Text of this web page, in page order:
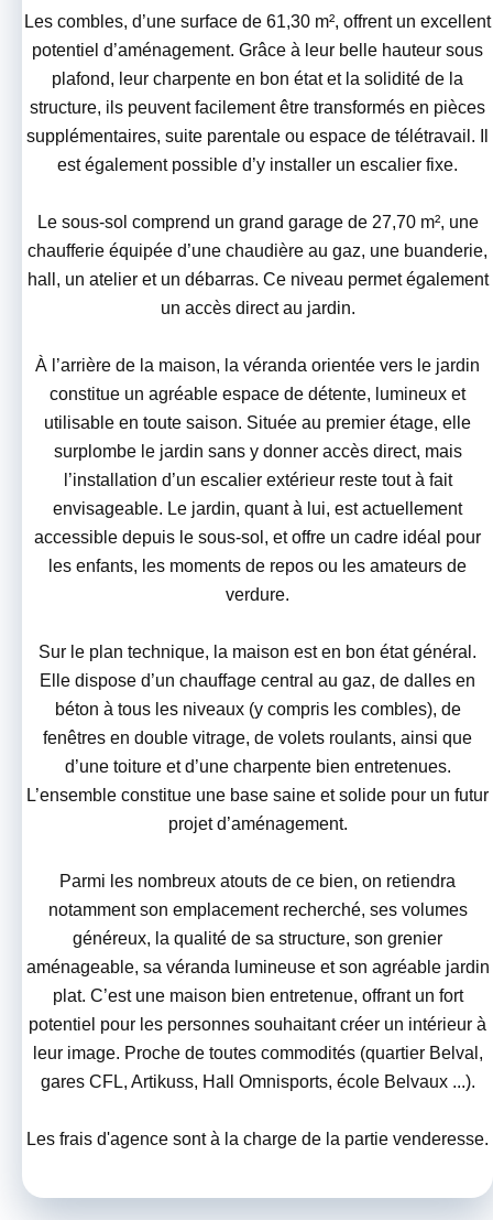
Les combles, d’une surface de 61,30 m², offrent un excellent
potentiel d’aménagement. Grâce à leur belle hauteur sous
plafond, leur charpente en bon état et la solidité de la
structure, ils peuvent facilement être transformés en pièces
supplémentaires, suite parentale ou espace de télétravail. Il
est également possible d’y installer un escalier fixe.
Le sous-sol comprend un grand garage de 27,70 m², une
chaufferie équipée d’une chaudière au gaz, une buanderie,
hall, un atelier et un débarras. Ce niveau permet également
un accès direct au jardin.
À l’arrière de la maison, la véranda orientée vers le jardin
constitue un agréable espace de détente, lumineux et
utilisable en toute saison. Située au premier étage, elle
surplombe le jardin sans y donner accès direct, mais
l’installation d’un escalier extérieur reste tout à fait
envisageable. Le jardin, quant à lui, est actuellement
accessible depuis le sous-sol, et offre un cadre idéal pour
les enfants, les moments de repos ou les amateurs de
verdure.
Sur le plan technique, la maison est en bon état général.
Elle dispose d’un chauffage central au gaz, de dalles en
béton à tous les niveaux (y compris les combles), de
fenêtres en double vitrage, de volets roulants, ainsi que
d’une toiture et d’une charpente bien entretenues.
L’ensemble constitue une base saine et solide pour un futur
projet d’aménagement.
Parmi les nombreux atouts de ce bien, on retiendra
notamment son emplacement recherché, ses volumes
généreux, la qualité de sa structure, son grenier
aménageable, sa véranda lumineuse et son agréable jardin
plat. C’est une maison bien entretenue, offrant un fort
potentiel pour les personnes souhaitant créer un intérieur à
leur image. Proche de toutes commodités (quartier Belval,
gares CFL, Artikuss, Hall Omnisports, école Belvaux ...).
Les frais d'agence sont à la charge de la partie venderesse.